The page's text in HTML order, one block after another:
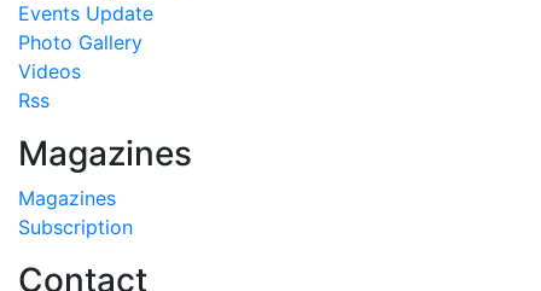
Events Update
Photo Gallery
Videos
Rss
Magazines
Magazines
Subscription
Contact